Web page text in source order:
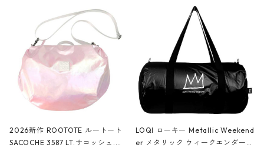
2026新作 ROOTOTE ルートート
SACOCHE 3587 LT.サコッシュ.ル
LOQI ローキー Metallic Weekend
er メタリック ウィークエンダー